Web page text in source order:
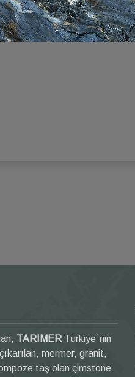
TARIMER Türkiye`nin
mermer, granit,
taş olan çimstone